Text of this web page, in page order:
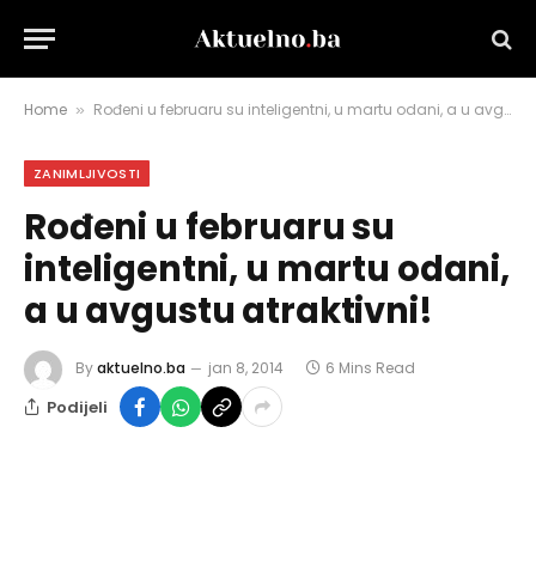
Home » Rođeni u februaru su inteligentni, u martu odani, a u avgustu atraktivni!
ZANIMLJIVOSTI
Rođeni u februaru su
inteligentni, u martu odani,
a u avgustu atraktivni!
Byaktuelno.ba jan 8, 2014 6 Mins Read
Podijeli